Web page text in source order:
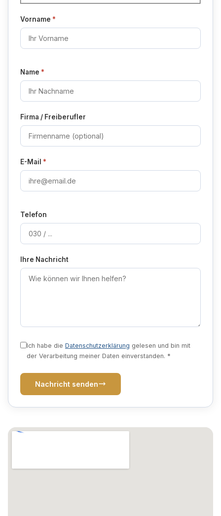
Vorname
Name
Firma / Freiberufler
E-Mail
Telefon
Ihre Nachricht
Ich habe die Datenschutzerklärung gelesen und bin mit
der Verarbeitung meiner Daten einverstanden. *
Nachricht senden